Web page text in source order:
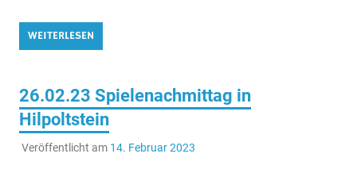
WEITERLESEN
26.02.23 Spielenachmittag in
Hilpoltstein
Veröffentlicht am 14. Februar 2023